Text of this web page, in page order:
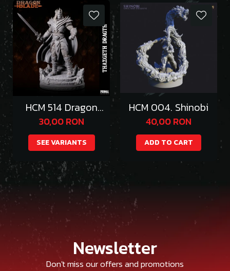
HCM 514 Dragon
Emperor Thazgeth
30,00 RON
SEE VARIANTS
HCM 004. Shinobi
40,00 RON
ADD TO CART
Newsletter
Don't miss our offers and promotions